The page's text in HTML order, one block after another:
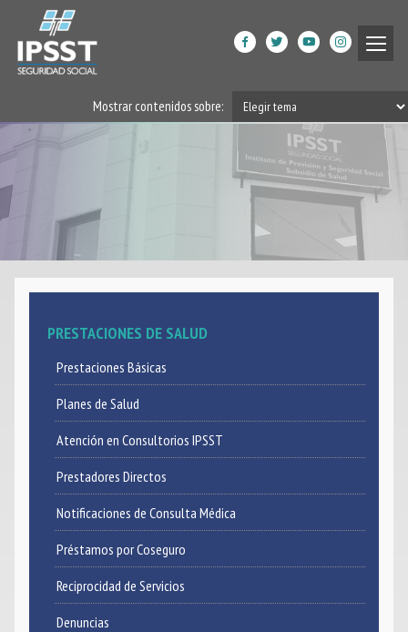
Institucional
Prestaciones de Salud
Acción Social
Beneficiarios
DPGRM Centro de Calidad
de Vida
Mostrar contenidos sobre:
PRESTACIONES DE SALUD
Prestaciones Básicas
Planes de Salud
Atención en Consultorios IPSST
Prestadores Directos
Notificaciones de Consulta Médica
Préstamos por Coseguro
Reciprocidad de Servicios
Denuncias